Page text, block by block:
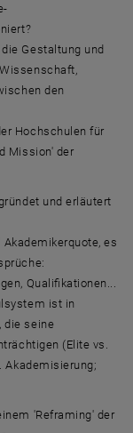
Gestaltung und
den
Hochschulen für
Mission' der
und erläutert
es
Qualifikationen...
ist in
die seine
(Elite vs.
Akademisierung;
'Reframing' der